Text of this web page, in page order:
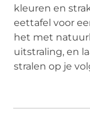
kleuren en
eettafel voor
het met
uitstraling, en
stralen op je